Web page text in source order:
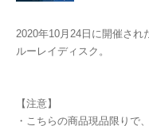
2020年10月24日に開催さ
ルーレイディスク。
【注意】
・こちらの商品現品限りで